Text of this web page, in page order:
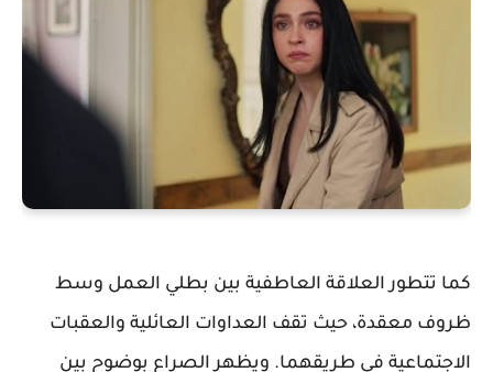
كما تتطور العلاقة العاطفية بين بطلي العمل وسط
ظروف معقدة، حيث تقف العداوات العائلية والعقبات
الاجتماعية في طريقهما. ويظهر الصراع بوضوح بين